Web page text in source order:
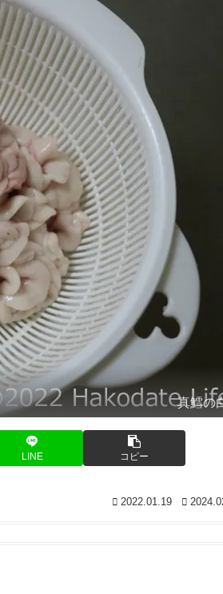
真鱈の
LINE コピー
2022.01.19